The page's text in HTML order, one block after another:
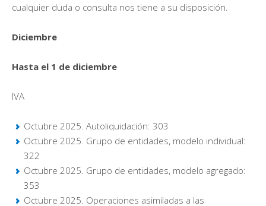
cualquier duda o consulta nos tiene a su disposición.
Diciembre
Hasta el 1 de diciembre
IVA
Octubre 2025. Autoliquidación: 303
Octubre 2025. Grupo de entidades, modelo individual:
322
Octubre 2025. Grupo de entidades, modelo agregado:
353
Octubre 2025. Operaciones asimiladas a las